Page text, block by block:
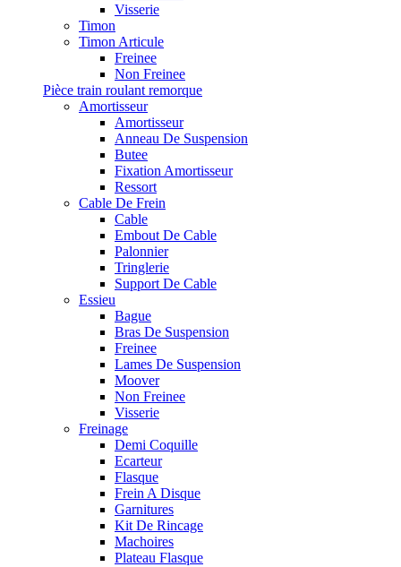
Visserie
Timon
Timon Articule
Freinee
Non Freinee
Pièce train roulant remorque
Amortisseur
Amortisseur
Anneau De Suspension
Butee
Fixation Amortisseur
Ressort
Cable De Frein
Cable
Embout De Cable
Palonnier
Tringlerie
Support De Cable
Essieu
Bague
Bras De Suspension
Freinee
Lames De Suspension
Moover
Non Freinee
Visserie
Freinage
Demi Coquille
Ecarteur
Flasque
Frein A Disque
Garnitures
Kit De Rincage
Machoires
Plateau Flasque